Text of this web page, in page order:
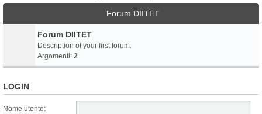
Forum DIITET
Forum DIITET
Description of your first forum.
Argomenti: 2
LOGIN
Nome utente: